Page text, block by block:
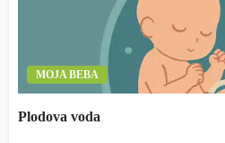
MOJA BEBA
Plodova voda